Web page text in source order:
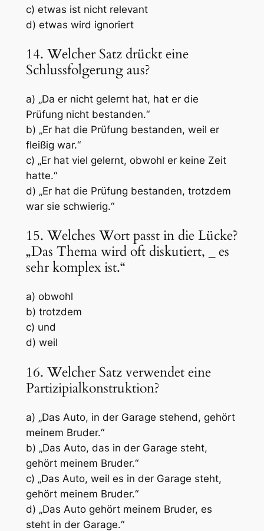
c) etwas ist nicht relevant
d) etwas wird ignoriert
14. Welcher Satz drückt eine
Schlussfolgerung aus?
a) „Da er nicht gelernt hat, hat er die
Prüfung nicht bestanden.“
b) „Er hat die Prüfung bestanden, weil er
fleißig war.“
c) „Er hat viel gelernt, obwohl er keine Zeit
hatte.“
d) „Er hat die Prüfung bestanden, trotzdem
war sie schwierig.“
15. Welches Wort passt in die Lücke?
„Das Thema wird oft diskutiert,
es
sehr komplex ist.“
a) obwohl
b) trotzdem
c) und
d) weil
16. Welcher Satz verwendet eine
Partizipialkonstruktion?
a) „Das Auto, in der Garage stehend, gehört
meinem Bruder.“
b) „Das Auto, das in der Garage steht,
gehört meinem Bruder.“
c) „Das Auto, weil es in der Garage steht,
gehört meinem Bruder.“
d) „Das Auto gehört meinem Bruder, es
steht in der Garage.“